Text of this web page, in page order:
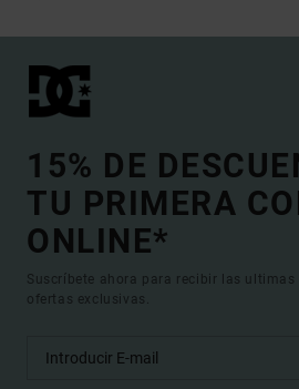
15% DE
TU PRIMERA
ONLINE*
Suscríbete ahora para recibir las
ofertas exclusivas.